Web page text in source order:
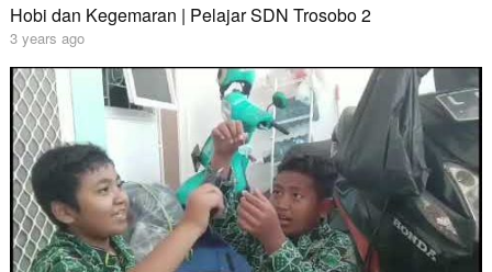
Hobi dan Kegemaran | Pelajar SDN Trosobo 2
3 years ago